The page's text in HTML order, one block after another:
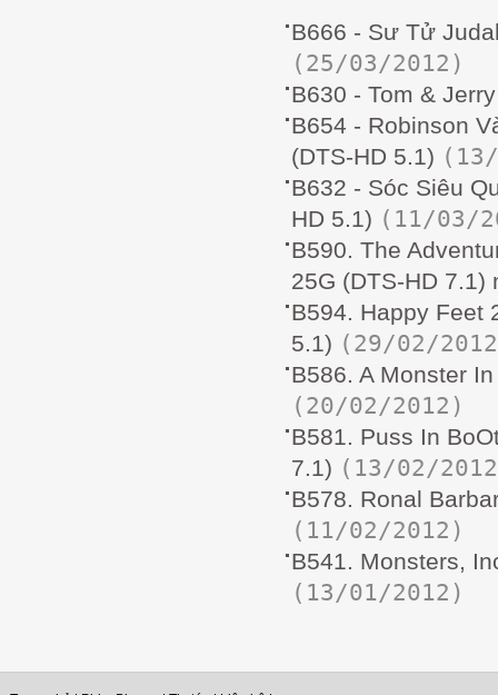
B666 - Sư Tử
(25/03/2012)
B630 - Tom &
B654 - Robinson
(DTS-HD 5.1)
B632 - Sóc Siêu
HD 5.1) (11/03/
B590. The
25G (DTS-HD 7.1)
B594. Happy Feet
5.1) (29/02/
B586. A Monster
(20/02/2012)
B581. Puss In
7.1) (13/02/
B578. Ronal
(11/02/2012)
B541. Monsters,
(13/01/2012)